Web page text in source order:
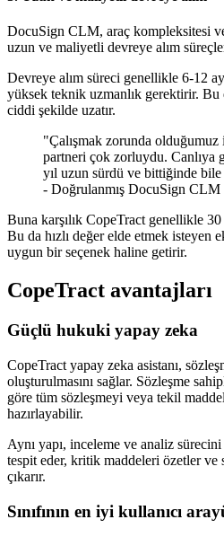
DocuSign CLM, araç kompleksitesi
uzun ve maliyetli devreye alım
Devreye alım süreci genellikle 6-12
yüksek teknik uzmanlık gerektirir. Bu
ciddi şekilde uzatır.
"Çalışmak zorunda olduğumuz
partneri çok zorluydu. Canlıya
yıl uzun sürdü ve bittiğinde bile
- Doğrulanmış DocuSign CLM
Buna karşılık CopeTract genellikle
Bu da hızlı değer elde etmek isteyen
uygun bir seçenek haline getirir.
CopeTract avantajları
Güçlü hukuki yapay zeka
CopeTract yapay zeka asistanı,
oluşturulmasını sağlar. Sözleşme
göre tüm sözleşmeyi veya tekil
hazırlayabilir.
Aynı yapı, inceleme ve analiz
tespit eder, kritik maddeleri özetler ve
çıkarır.
Sınıfının en iyi kullanıcı